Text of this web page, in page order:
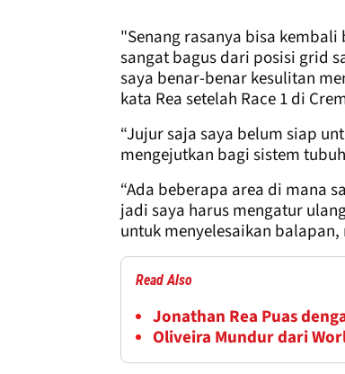
"Senang rasanya bisa
sangat bagus dari posisi grid
saya benar-benar kesulitan
kata Rea setelah Race 1 di
“Jujur saja saya belum siap
mengejutkan bagi sistem
“Ada beberapa area di mana
jadi saya harus mengatur
untuk menyelesaikan
Read Also
Jonathan Rea Puas
Oliveira Mundur dari